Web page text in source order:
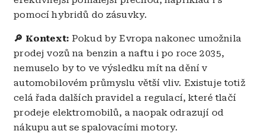
pomocí hybridů do zásuvky.
🔎 Kontext: Pokud by Evropa nakonec umožnila
prodej vozů na benzin a naftu i po roce 2035,
nemuselo by to ve výsledku mít na dění v
automobilovém průmyslu větší vliv. Existuje totiž
celá řada dalších pravidel a regulací, které tlačí
prodeje elektromobilů, a naopak odrazují od
nákupu aut se spalovacími motory.